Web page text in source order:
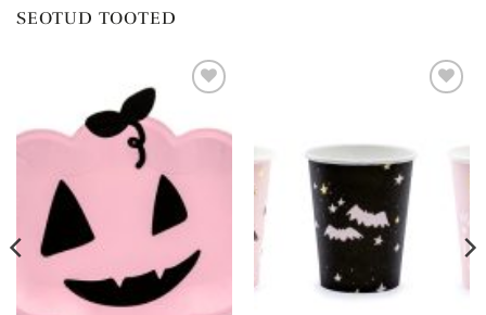
SEOTUD TOOTED
soovinimekirja